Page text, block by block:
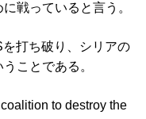
戦っていると言う。
打ち破り、シリアの
ことである。
to destroy the